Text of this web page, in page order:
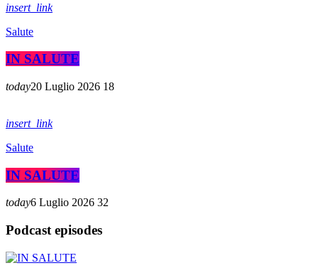
insert_link
Salute
IN SALUTE
today20 Luglio 2026 18
insert_link
Salute
IN SALUTE
today6 Luglio 2026 32
Podcast episodes